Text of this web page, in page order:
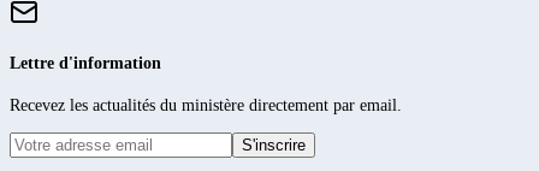
Lettre d'information
Recevez les actualités du ministère directement par email.
S'inscrire